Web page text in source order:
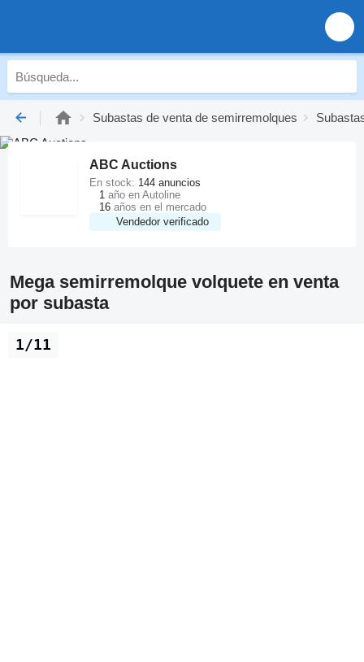
Subastas de venta de semirremolques
ABC Auctions
Vendedor verificado
En stock: 144 anuncios
1 año en Autoline
16 años en el mercado
Mega semirremolque volquete en venta
por subasta
1/11